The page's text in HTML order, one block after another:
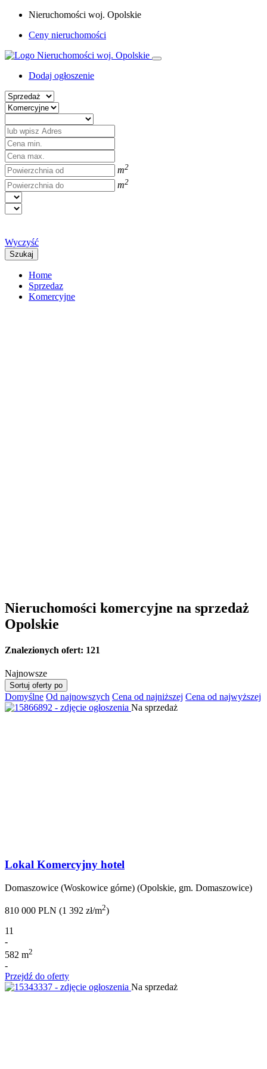
Nieruchomości woj. Opolskie
Ceny nieruchomości
Dodaj ogłoszenie
m2
m2
Wyczyść
Szukaj
Home
Sprzedaz
Komercyjne
Nieruchomości komercyjne na sprzedaż
Opolskie
Znalezionych ofert: 121
Najnowsze
Sortuj oferty po
Domyślne Od najnowszych Cena od najniższej Cena od najwyższej
Na sprzedaż
Lokal Komercyjny hotel
Domaszowice (Woskowice górne) (Opolskie, gm. Domaszowice)
810 000 PLN (1 392 zł/m2)
11
-
582 m2
-
Przejdź do oferty
Na sprzedaż